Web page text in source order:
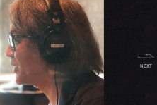
NEXT